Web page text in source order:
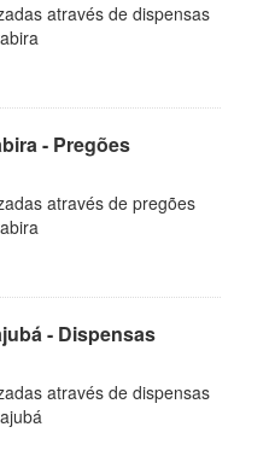
através de dispensas
- Pregões
através de pregões
- Dispensas
através de dispensas